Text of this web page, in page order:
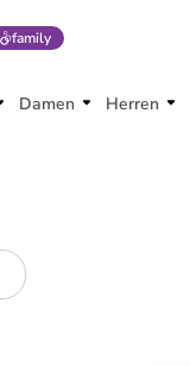
family
Damen Herren